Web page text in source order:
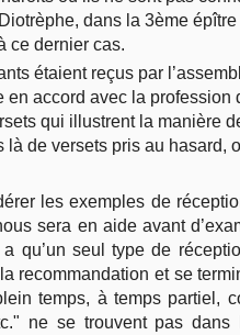
dans la 3ème
ce dernier cas.
étaient reçus par
en accord avec la
qui illustrent la manière
là de versets pris au hasard,
les exemples de
sera en aide avant
a qu’un seul type de
recommandation et se
temps, à temps partiel,
ne se trouvent pas